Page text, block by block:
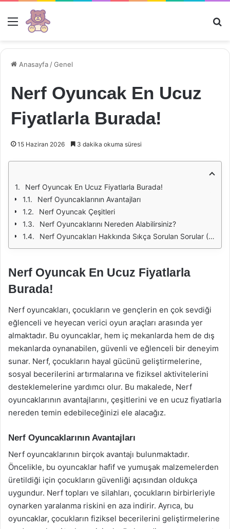
Menü
Anasayfa /Genel
Nerf Oyuncak En Ucuz
Fiyatlarla Burada!
15 Haziran 2026 3 dakika okuma süresi
Nerf Oyuncak En Ucuz Fiyatlarla Burada!
Nerf Oyuncaklarının Avantajları
Nerf Oyuncak Çeşitleri
Nerf Oyuncaklarını Nereden Alabilirsiniz?
Nerf Oyuncakları Hakkında Sıkça Sorulan Sorular (SSS)
Nerf Oyuncak En Ucuz Fiyatlarla
Burada!
Nerf oyuncakları, çocukların ve gençlerin en çok sevdiği
eğlenceli ve heyecan verici oyun araçları arasında yer
almaktadır. Bu oyuncaklar, hem iç mekanlarda hem de dış
mekanlarda oynanabilen, güvenli ve eğlenceli bir deneyim
sunar. Nerf, çocukların hayal gücünü geliştirmelerine,
sosyal becerilerini artırmalarına ve fiziksel aktivitelerini
desteklemelerine yardımcı olur. Bu makalede, Nerf
oyuncaklarının avantajlarını, çeşitlerini ve en ucuz fiyatlarla
nereden temin edebileceğinizi ele alacağız.
Nerf Oyuncaklarının Avantajları
Nerf oyuncaklarının birçok avantajı bulunmaktadır.
Öncelikle, bu oyuncaklar hafif ve yumuşak malzemelerden
üretildiği için çocukların güvenliği açısından oldukça
uygundur. Nerf topları ve silahları, çocukların birbirleriyle
oynarken yaralanma riskini en aza indirir. Ayrıca, bu
oyuncaklar, çocukların fiziksel becerilerini geliştirmelerine